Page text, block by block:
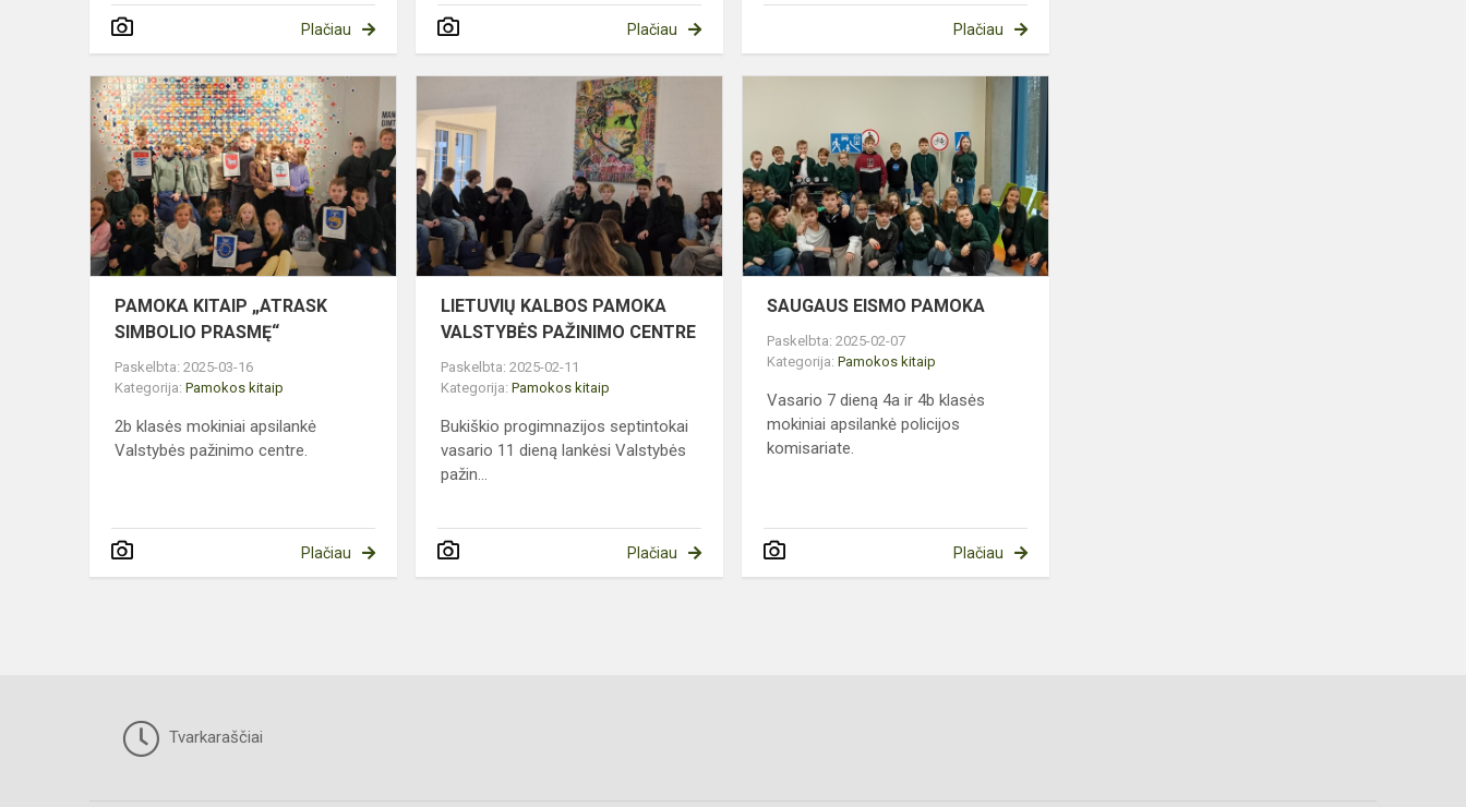
Plačiau Plačiau Plačiau
KITAIP
„ATRASK
SIMBOLIO
PRASMĘ“
PAMOKA KITAIP „ATRASK
SIMBOLIO PRASMĘ“
Paskelbta: 2025-03-16
Kategorija: Pamokos kitaip
2b klasės mokiniai apsilankė
Valstybės pažinimo centre.
Plačiau
VALSTYBĖS
PAŽINIMO
CENTRE
LIETUVIŲ KALBOS PAMOKA
VALSTYBĖS PAŽINIMO CENTRE
Paskelbta: 2025-02-11
Kategorija:Pamokos kitaip
Bukiškio progimnazijos septintokai
vasario 11 dieną lankėsi Valstybės
pažin...
Plačiau
SAUGAUS EISMO PAMOKA
Paskelbta: 2025-02-07
Kategorija:Pamokos kitaip
Vasario 7 dieną 4a ir 4b klasės
mokiniai apsilankė policijos
komisariate.
Plačiau
Tvarkaraščiai